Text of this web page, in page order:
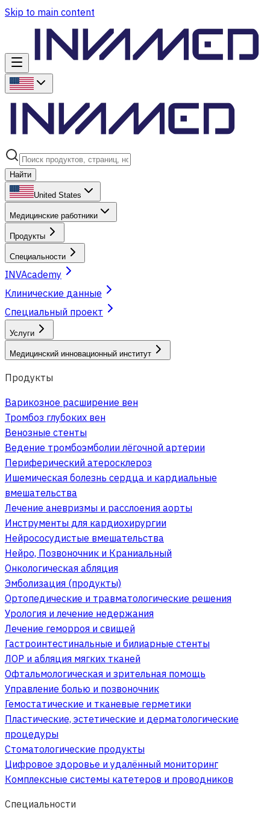
Skip to main content
Найти
United States
Медицинские работники
Продукты
Специальности
INVAcademy
Клинические данные
Специальный проект
Услуги
Медицинский инновационный институт
Продукты
Варикозное расширение вен
Тромбоз глубоких вен
Венозные стенты
Ведение тромбоэмболии лёгочной артерии
Периферический атеросклероз
Ишемическая болезнь сердца и кардиальные
вмешательства
Лечение аневризмы и расслоения аорты
Инструменты для кардиохирургии
Нейрососудистые вмешательства
Нейро, Позвоночник и Краниальный
Онкологическая абляция
Эмболизация (продукты)
Ортопедические и травматологические решения
Урология и лечение недержания
Лечение геморроя и свищей
Гастроинтестинальные и билиарные стенты
ЛОР и абляция мягких тканей
Офтальмологическая и зрительная помощь
Управление болью и позвоночник
Гемостатические и тканевые герметики
Пластические, эстетические и дерматологические
процедуры
Стоматологические продукты
Цифровое здоровье и удалённый мониторинг
Комплексные системы катетеров и проводников
Специальности